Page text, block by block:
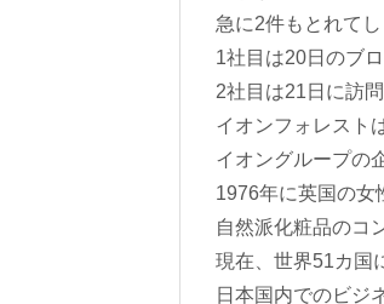
急に2件もとれてし
1社目は20日のブ
2社目は21日に訪
イオンフォレスト
イオングループの
1976年に英国の女
自然派化粧品のコ
現在、世界51カ国
日本国内でのビジ